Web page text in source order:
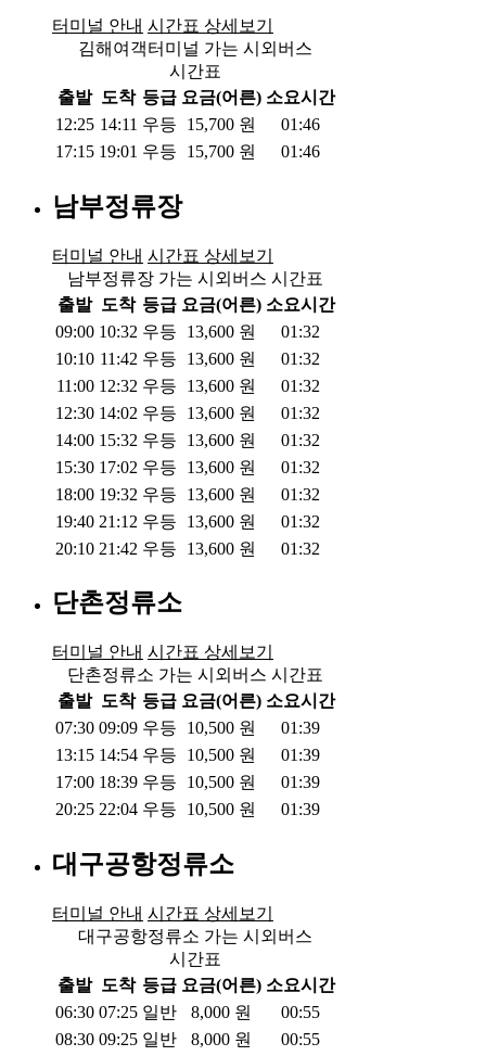
터미널 안내 시간표 상세보기
김해여객터미널 가는 시외버스
시간표
출발 도착 등급 요금(어른) 소요시간
12:25 14:11 우등 15,700 원
01:46
17:15 19:01 우등 15,700 원 01:46
남부정류장
터미널 안내 시간표 상세보기
남부정류장 가는 시외버스 시간표
출발 도착 등급 요금(어른) 소요시간
09:00 10:32 우등 13,600 원
01:32
10:10 11:42 우등 13,600 원
01:32
11:00 12:32 우등 13,600 원
01:32
12:30 14:02 우등 13,600 원
01:32
14:00 15:32 우등 13,600 원
01:32
15:30 17:02 우등 13,600 원
01:32
18:00 19:32 우등 13,600 원
01:32
19:40 21:12 우등 13,600 원
01:32
20:10 21:42 우등 13,600 원 01:32
단촌정류소
터미널 안내 시간표 상세보기
단촌정류소 가는 시외버스 시간표
출발 도착 등급 요금(어른) 소요시간
07:30 09:09 우등 10,500 원
01:39
13:15 14:54 우등 10,500 원
01:39
17:00 18:39 우등 10,500 원
01:39
20:25 22:04 우등 10,500 원 01:39
대구공항정류소
터미널 안내 시간표 상세보기
대구공항정류소 가는 시외버스
시간표
출발 도착 등급 요금(어른) 소요시간
06:30 07:25 일반 8,000 원
00:55
08:30 09:25 일반 8,000 원
00:55